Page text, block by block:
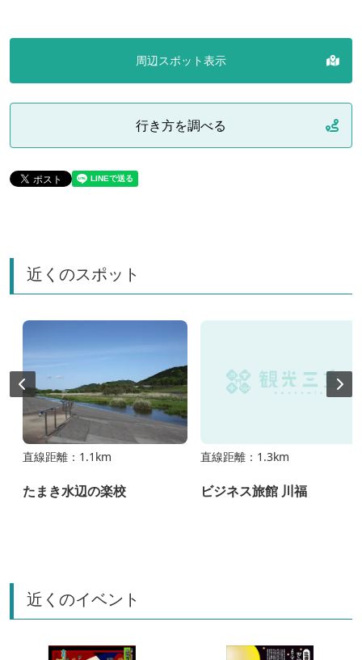
周辺スポット表示
行き方を調べる
近くのスポット
直線距離：1.1km
たまき水辺の楽校
直線距離：1.3km
ビジネス旅館 川福
近くのイベント